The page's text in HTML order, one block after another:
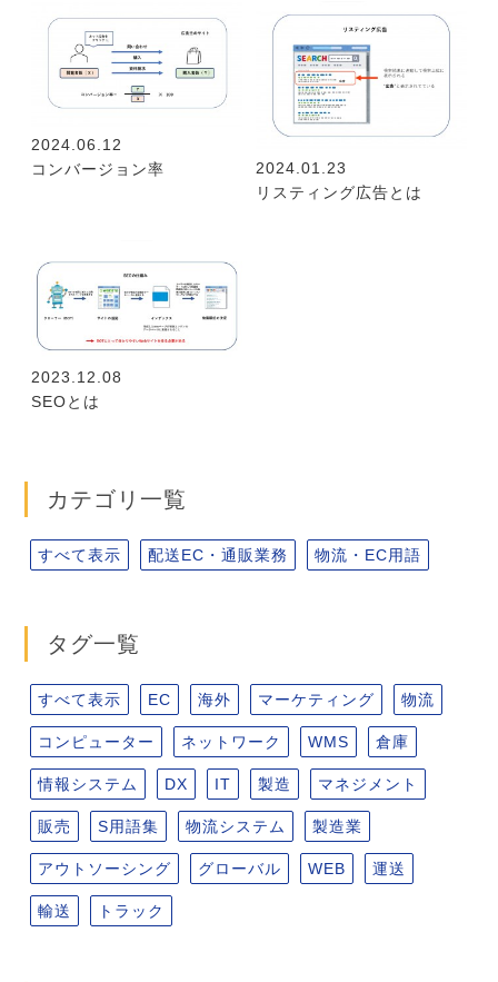
2024.06.12
コンバージョン率
2024.01.23
リスティング広告とは
2023.12.08
SEOとは
カテゴリ一覧
すべて表示 配送EC・通販業務 物流・EC用語
タグ一覧
すべて表示 EC 海外 マーケティング 物流
コンピューター ネットワーク WMS 倉庫
情報システム DX IT 製造 マネジメント
販売 S用語集 物流システム 製造業
アウトソーシング グローバル WEB 運送
輸送 トラック